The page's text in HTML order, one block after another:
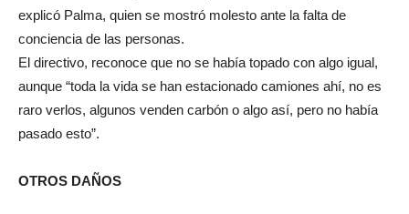
explicó Palma, quien se mostró molesto ante la falta de
conciencia de las personas.
El directivo, reconoce que no se había topado con algo igual,
aunque “toda la vida se han estacionado camiones ahí, no es
raro verlos, algunos venden carbón o algo así, pero no había
pasado esto”.
OTROS DAÑOS